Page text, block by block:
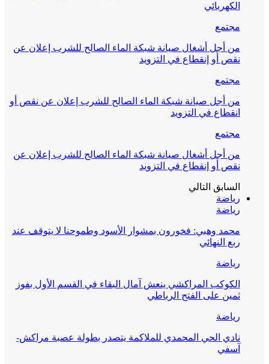
الكهربائي
مجتمع
من أجل أشغال صيانة شبكة الماء الصالح للشرب إعلان عن
نقص أو إنقطاع في التزويد
مجتمع
من أجل صيانة شبكة الماء الصالح للشرب إعلان عن نقص أو
انقطاع في التزويد
مجتمع
من أجل أشغال صيانة شبكة الماء الصالح للشرب إعلان عن
نقص أو إنقطاع في التزويد
السابق التالي
رياضة
رياضة
محمد وهبي: فخورون بمشوار الأسود وطموحنا لا يتوقف عند
ربع النهائي
رياضة
الكوكب المراكشي ينعش آمال البقاء في القسم الأول بفوز
ثمين على الفتح الرباطي
رياضة
نادي الحي المحمدي للملاكمة يتصدر بطولة عصبة مراكش-
آسفي